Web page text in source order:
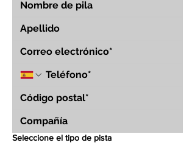
Seleccione el tipo de pista